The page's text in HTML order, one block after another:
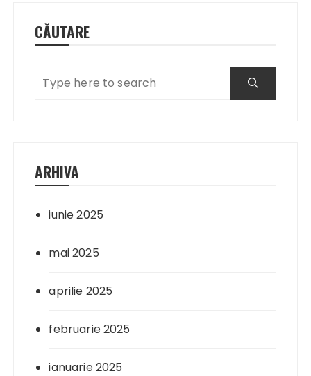
CĂUTARE
ARHIVA
iunie 2025
mai 2025
aprilie 2025
februarie 2025
ianuarie 2025